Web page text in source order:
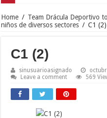
Home / Team Drácula Deportivo
niños de diversos sectores / C1 (2)
C1 (2)
sinusuarioasignado
Leave a comment
569